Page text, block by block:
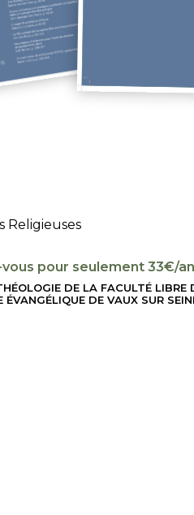
Religieuses
pour seulement 33€/an
DE LA FACULTÉ LIBRE
ÉVANGÉLIQUE DE VAUX SUR